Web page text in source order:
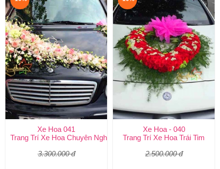
Xe Hoa 041
Trang Trí Xe Hoa Chuyên Nghiệp
3.300.000 đ
Xe Hoa - 040
Trang Trí Xe Hoa Trái Tim
2.500.000 đ